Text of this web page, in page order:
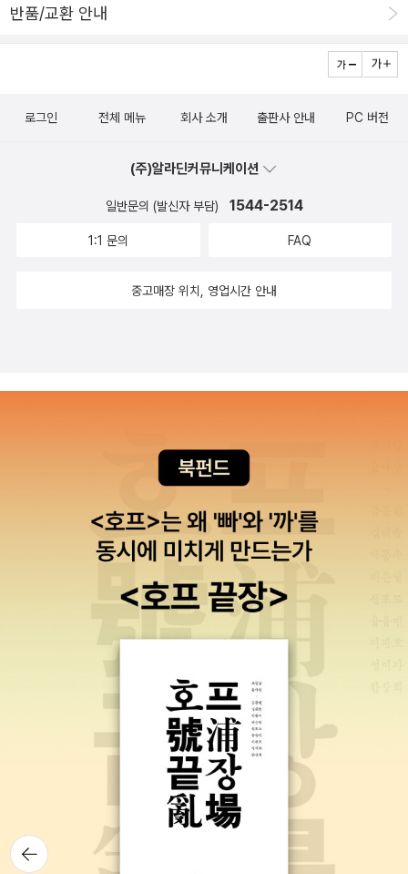
못해 원하는 성과를 올리지 못하고 있는 사람들에게는 강점을 찾아주
들에게는 직원들의 강점을 발견하여 적재적소에 투입시키고, 개인의
을 이룰 수 있도록 해주는 꼭 필요한 책이 될 것이다. 재능을 강점으로
공하고 온라인을 통해 즉시 피드백할 수 있는 클리프턴 스트렝스를
이용할 수 있는 이 책에 대해 구본형변화경영연구소의 故구본형 소
할 책”이라고 극찬을 남긴 바 있다.
반품/교환 안내
뒤로가
기
로그인 전체 메뉴 회사 소개 출판사 안내 PC 버전
(주)알라딘커뮤니케이션
일반문의 (발신자 부담) 1544-2514
1:1 문의 FAQ
중고매장 위치, 영업시간 안내